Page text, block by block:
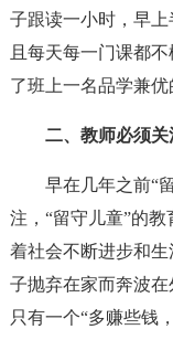
子跟读一小时，早
且每天每一门课都
了班上一名品学兼优
二、教师必须
早在几年之前“
注，“留守儿童”的
着社会不断进步和
子抛弃在家而奔波
只有一个“多赚些钱